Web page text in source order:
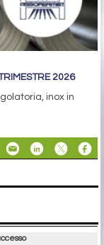
2026
inox in